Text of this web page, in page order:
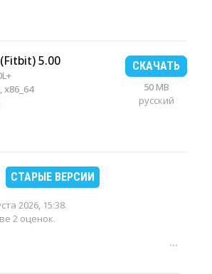
5.00
x86_64
СКАЧАТЬ
50 MB
русский
СТАРЫЕ ВЕРСИИ
2026, 15:38.
2 оценок.
···